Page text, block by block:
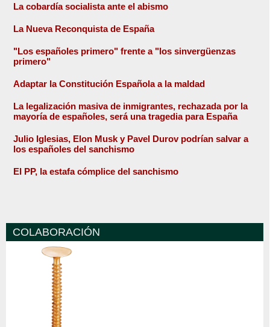
La cobardía socialista ante el abismo
La Nueva Reconquista de España
"Los españoles primero" frente a "los sinvergüenzas
primero"
Adaptar la Constitución Española a la maldad
La legalización masiva de inmigrantes, rechazada por la
mayoría de españoles, será una tragedia para España
Julio Iglesias, Elon Musk y Pavel Durov podrían salvar a
los españoles del sanchismo
El PP, la estafa cómplice del sanchismo
COLABORACIÓN